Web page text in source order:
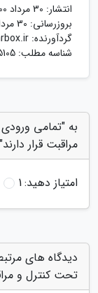
انتشار: 30 مرداد 1400
بروزرسانی: 30 مرداد 1400
گردآورنده:
شناسه مطلب: 5105
به "تمامی
مراقبت قرار
امتیاز دهید:1
دیدگاه های
تحت کنترل و